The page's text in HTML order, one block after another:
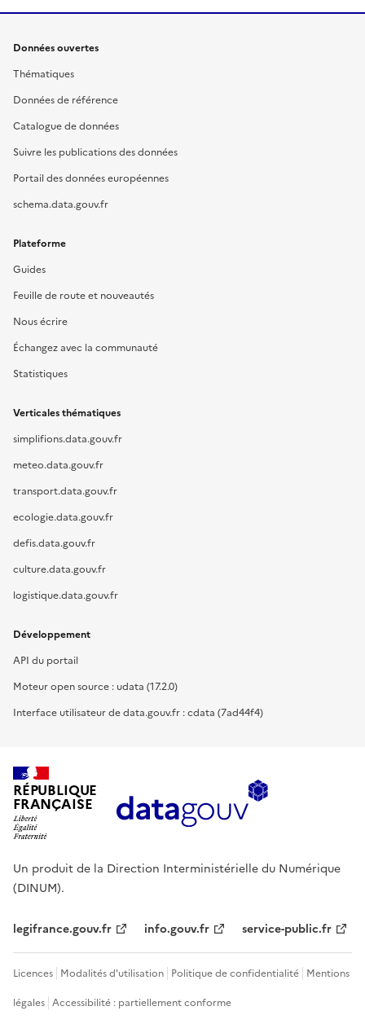
Données ouvertes
Thématiques
Données de référence
Catalogue de données
Suivre les publications des données
Portail des données européennes
schema.data.gouv.fr
Plateforme
Guides
Feuille de route et nouveautés
Nous écrire
Échangez avec la communauté
Statistiques
Verticales thématiques
simplifions.data.gouv.fr
meteo.data.gouv.fr
transport.data.gouv.fr
ecologie.data.gouv.fr
defis.data.gouv.fr
culture.data.gouv.fr
logistique.data.gouv.fr
Développement
API du portail
Moteur open source : udata (17.2.0)
Interface utilisateur de data.gouv.fr : cdata (7ad44f4)
RÉPUBLIQUE
FRANÇAISE
Un produit de la Direction Interministérielle du Numérique
(DINUM).
legifrance.gouv.fr info.gouv.fr service-public.fr
Licences Modalités d'utilisation Politique de confidentialité Mentions
légales Accessibilité : partiellement conforme